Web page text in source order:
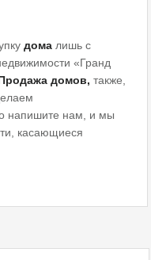
дома лишь с
«Гранд
домов, также,
напишите нам, и мы
касающиеся